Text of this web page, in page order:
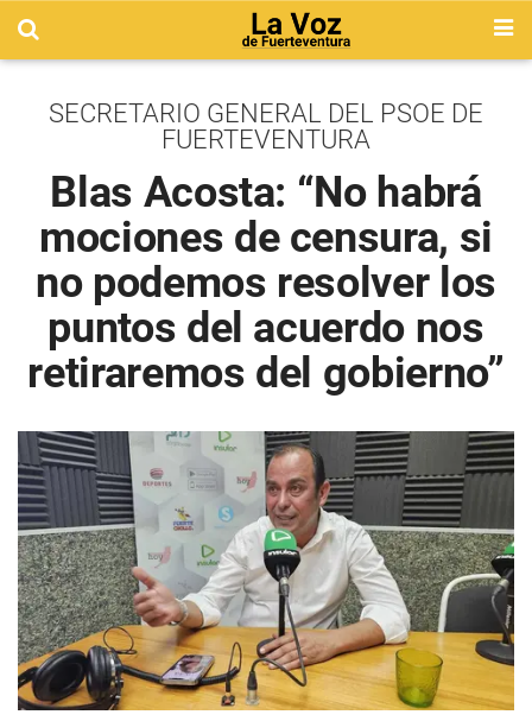
SECRETARIO GENERAL DEL PSOE DE
FUERTEVENTURA
Blas Acosta: “No habrá
mociones de censura, si
no podemos resolver los
puntos del acuerdo nos
retiraremos del gobierno”